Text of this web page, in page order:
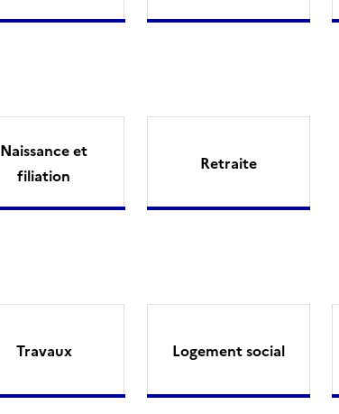
Naissance et
filiation
Retraite
Travaux Logement social